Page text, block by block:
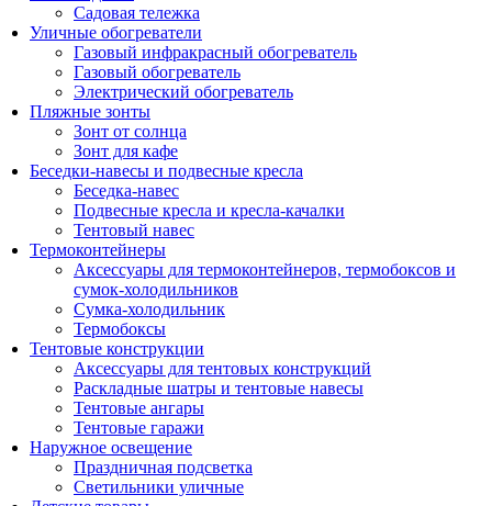
Садовая тележка
Уличные обогреватели
Газовый инфракрасный обогреватель
Газовый обогреватель
Электрический обогреватель
Пляжные зонты
Зонт от солнца
Зонт для кафе
Беседки-навесы и подвесные кресла
Беседка-навес
Подвесные кресла и кресла-качалки
Тентовый навес
Термоконтейнеры
Аксессуары для термоконтейнеров, термобоксов и
сумок-холодильников
Сумка-холодильник
Термобоксы
Тентовые конструкции
Аксессуары для тентовых конструкций
Раскладные шатры и тентовые навесы
Тентовые ангары
Тентовые гаражи
Наружное освещение
Праздничная подсветка
Светильники уличные